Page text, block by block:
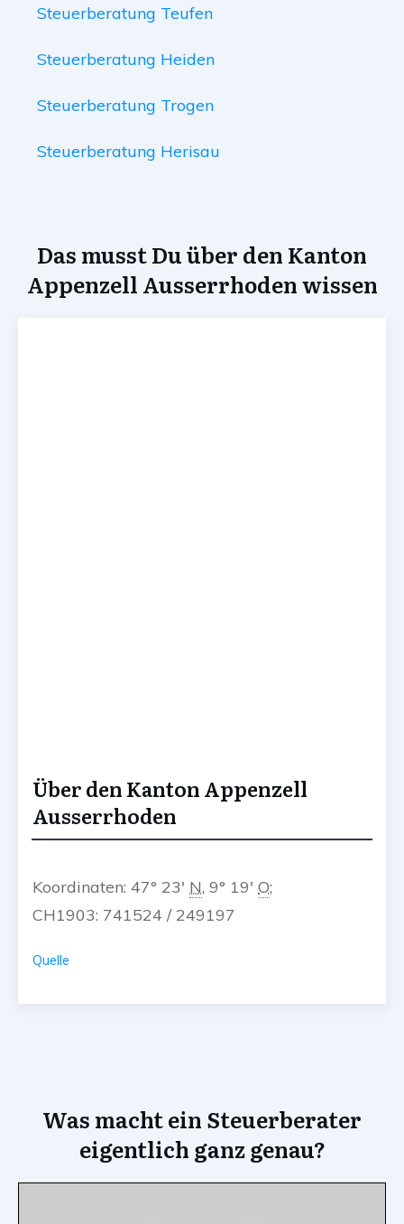
Steuerberatung Teufen
Steuerberatung Heiden
Steuerberatung Trogen
Steuerberatung Herisau
Das musst Du über den Kanton
Appenzell Ausserrhoden wissen
Über den Kanton Appenzell
Ausserrhoden
Koordinaten: 47° 23′ N, 9° 19′ O;
CH1903: 741524 / 249197
Quelle
Was macht ein Steuerberater
eigentlich ganz genau?